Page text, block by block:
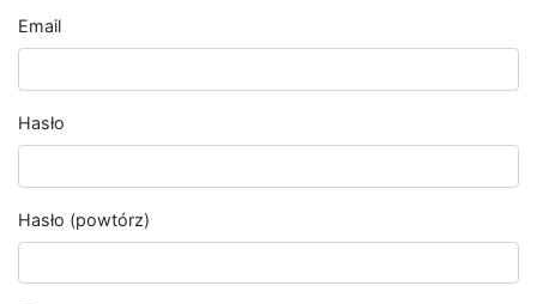
Email
Hasło
Hasło (powtórz)